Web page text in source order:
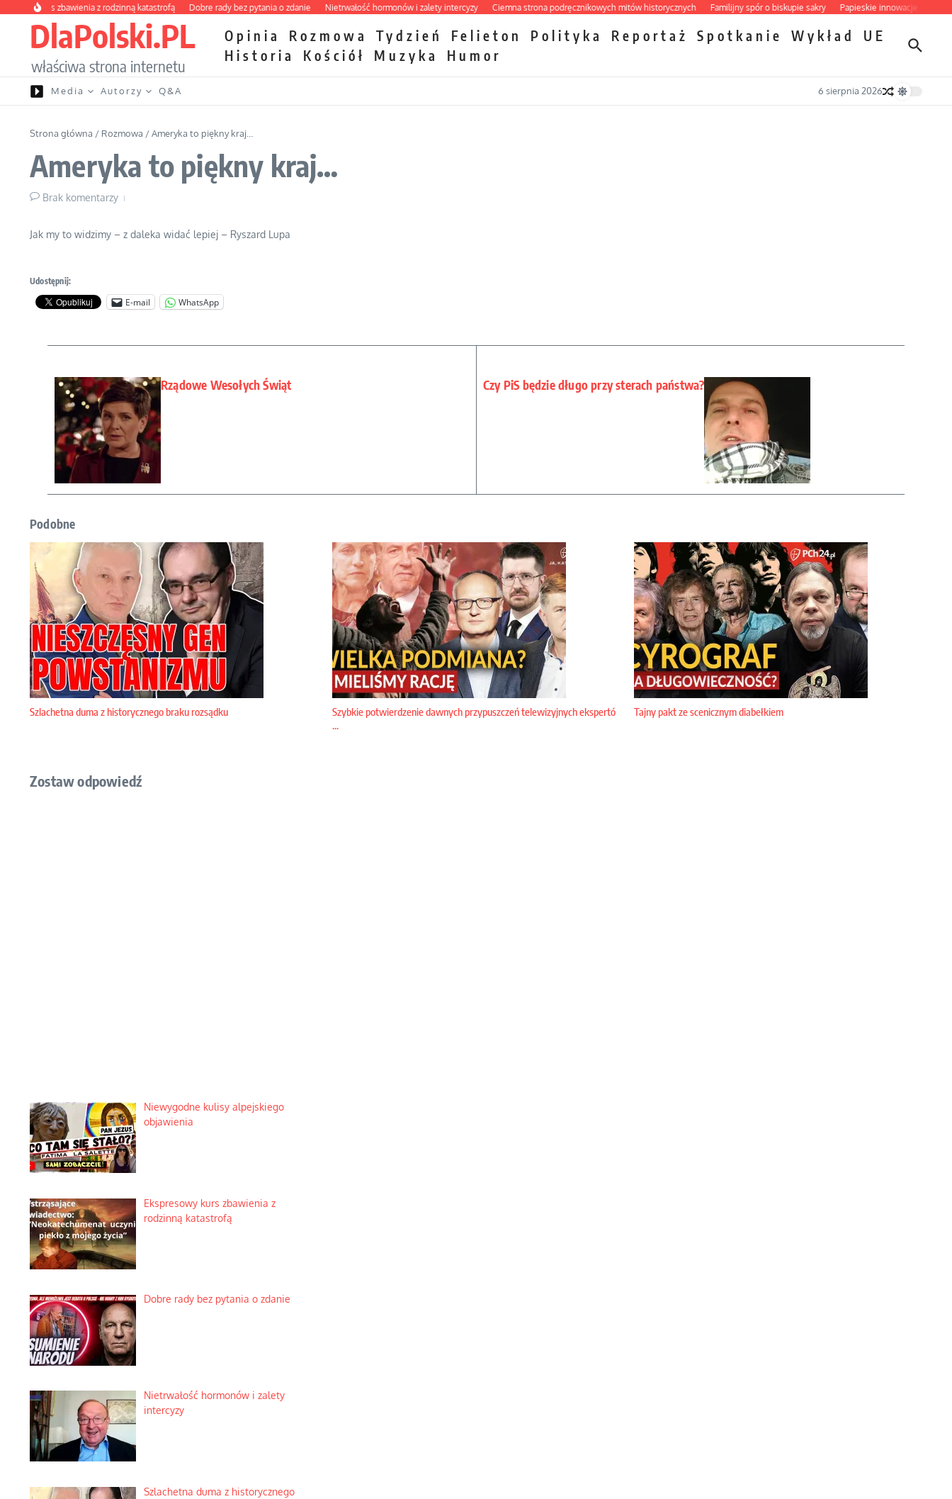
Przejdź do treści
kurs zbawienia z rodzinną katastrofą Dobre rady bez pytania o zdanie Nietrwałość hormonów i zalety intercyzy Ciemna strona podręcznikowych mitów historycznych Familijny spór o biskupie sakry Papieskie innowacje w
DlaPolski.PL
właściwa strona internetu
Opinia Rozmowa Tydzień Felieton Polityka Reportaż Spotkanie Wykład
UE
Historia
Kościół Muzyka Humor
Media Autorzy Q&A 6 sierpnia 2026
Strona główna / Rozmowa /Ameryka to piękny kraj…
Ameryka to piękny kraj…
Brak komentarzy
Jak my to widzimy – z daleka widać lepiej – Ryszard Lupa
Udostępnij:
E-mail WhatsApp
Rządowe Wesołych Świąt Czy PiS będzie długo przy sterach państwa?
Podobne
Szlachetna duma z historycznego braku rozsądku
Szybkie potwierdzenie dawnych przypuszczeń telewizyjnych ekspertó
...
Tajny pakt ze scenicznym diabełkiem
Zostaw odpowiedź
Niewygodne kulisy alpejskiego
objawienia
Ekspresowy kurs zbawienia z
rodzinną katastrofą
Dobre rady bez pytania o zdanie
Nietrwałość hormonów i zalety
intercyzy
Szlachetna duma z historycznego